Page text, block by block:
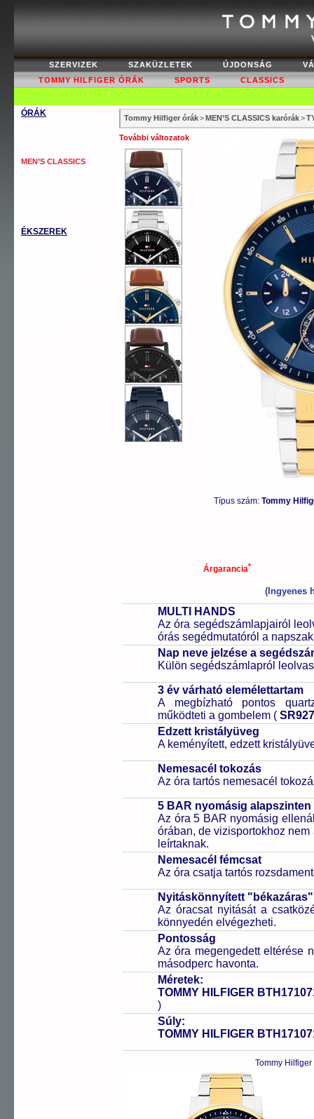
SZERVIZEK SZAKÜZLETEK ÚJDONSÁG
TOMMY HILFIGER ÓRÁK
SPORTS CLASSICS
ÓRÁK
MEN’S CLASSICS
ÉKSZEREK
Tommy Hilfiger órák>MEN’S CLASSICS karórák>
További változatok
Típus szám: Tommy
Árgarancia*
(Ingyenes
MULTI HANDS
Az óra segédszámlapjairól
órás segédmutatóról a
Nap neve jelzése a
Külön segédszámlapról
3 év várható elemélettartam
A megbízható pontos
működteti a gombelem (
Edzett kristályüveg
A keményített, edzett
Nemesacél tokozás
Az óra tartós nemesacél
5 BAR nyomásig alapszinten
Az óra 5 BAR nyomásig
órában, de vizisportokhoz
leírtaknak.
Nemesacél fémcsat
Az óra csatja tartós
Nyitáskönnyített
Az óracsat nyitását a
könnyedén elvégezheti.
Pontosság
Az óra megengedett eltérése
másodperc havonta.
Méretek:
TOMMY HILFIGER
)
Súly:
TOMMY HILFIGER
Tommy